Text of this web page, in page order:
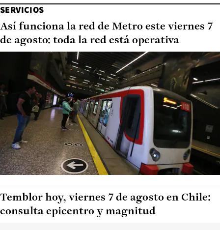
SERVICIOS
Así funciona la red de Metro este viernes 7
de agosto: toda la red está operativa
Temblor hoy, viernes 7 de agosto en Chile:
consulta epicentro y magnitud